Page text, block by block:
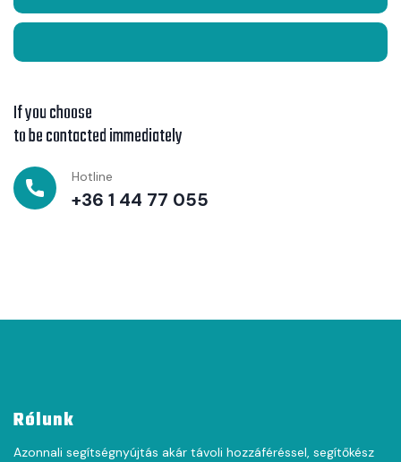
If you choose
to be contacted immediately
Hotline
+36 1 44 77 055
Rólunk
Azonnali segítségnyújtás akár távoli hozzáféréssel, segítőkész